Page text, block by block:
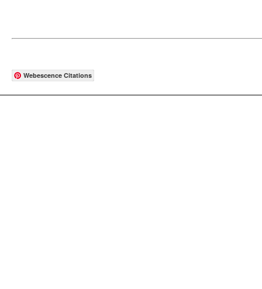
Webescence Citations